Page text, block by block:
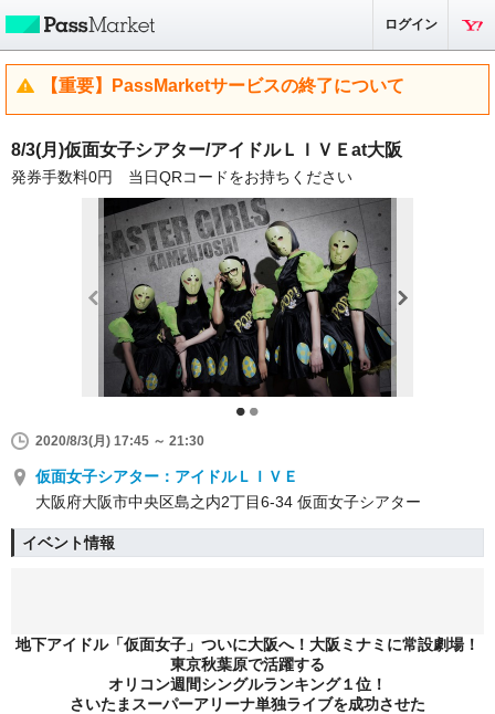
ログイン
【重要】PassMarketサービスの終了について
8/3(月)仮面女子シアター/アイドルＬＩＶＥat大阪
発券手数料0円 当日QRコードをお持ちください
2020/8/3(月) 17:45 ～ 21:30
仮面女子シアター：アイドルＬＩＶＥ
大阪府大阪市中央区島之内2丁目6-34 仮面女子シアター
イベント情報
地下アイドル「仮面女子」ついに大阪へ！大阪ミナミに常設劇場！
東京秋葉原で活躍する
オリコン週間シングルランキング１位！
さいたまスーパーアリーナ単独ライブを成功させた